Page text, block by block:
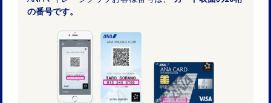
の番号です。